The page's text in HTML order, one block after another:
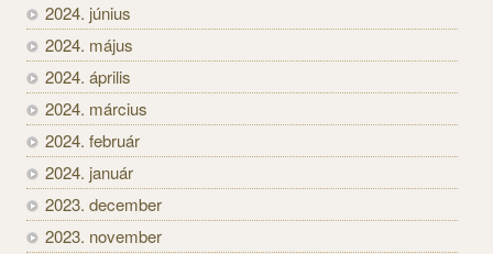
2024. június
2024. május
2024. április
2024. március
2024. február
2024. január
2023. december
2023. november